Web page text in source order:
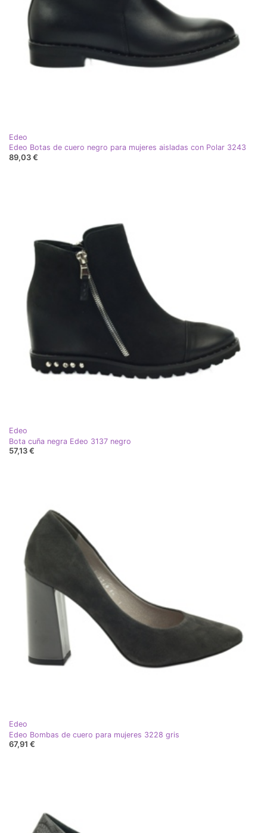
Edeo
Edeo Botas de cuero negro para mujeres aisladas con Polar 3243
89,03 €
Edeo
Bota cuña negra Edeo 3137 negro
57,13 €
Edeo
Edeo Bombas de cuero para mujeres 3228 gris
67,91 €